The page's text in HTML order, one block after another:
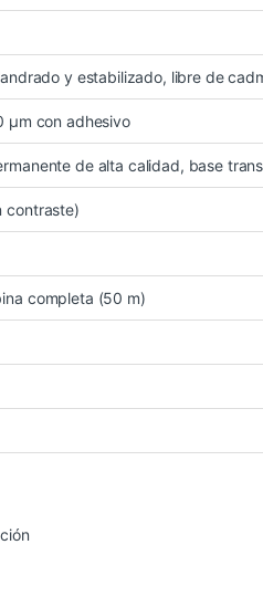
y estabilizado, libre de
µm con adhesivo
de alta calidad, base
contraste)
completa (50 m)